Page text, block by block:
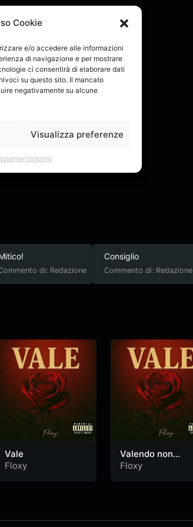
Cookie
e/o accedere alle informazioni
di navigazione e per mostrare
ci consentirà di elaborare dati
su questo sito. Il mancato
negativamente su alcune
Visualizza preferenze
Imprint
di: Redazione
Consiglio
Commento di: Redazione
Vale
Floxy
Valendo non
Valendo
Floxy